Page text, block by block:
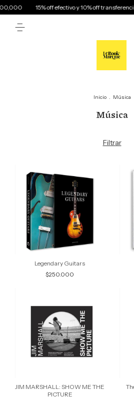
15% off efectivo y 10% off transferencia.
Inicio . Música
Música
Filtrar
Legendary Guitars
$250.000
JIM MARSHALL: SHOW ME THE
PICTURE